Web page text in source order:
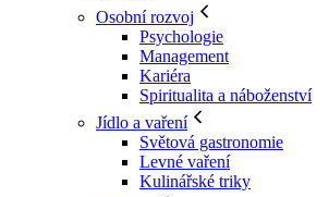
Osobní rozvoj
Psychologie
Management
Kariéra
Spiritualita a náboženství
Jídlo a vaření
Světová gastronomie
Levné vaření
Kulinářské triky